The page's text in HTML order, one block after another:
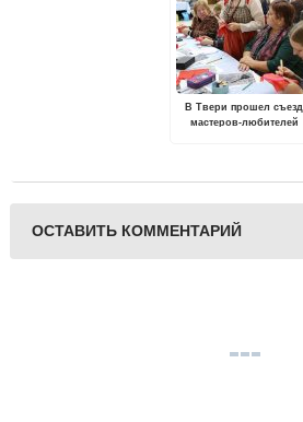
В Твери прошел съезд
мастеров-любителей
ОСТАВИТЬ КОММЕНТАРИЙ